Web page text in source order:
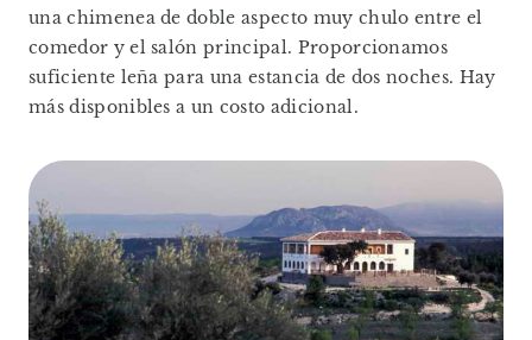
una chimenea de doble aspecto muy chulo entre el
comedor y el salón principal. Proporcionamos
suficiente leña para una estancia de dos noches. Hay
más disponibles a un costo adicional.